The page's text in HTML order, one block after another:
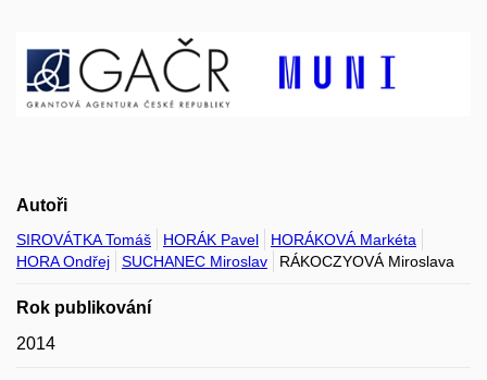
Autoři
SIROVÁTKA Tomáš HORÁK Pavel
HORÁKOVÁ Markéta
HORA Ondřej
SUCHANEC Miroslav RÁKOCZYOVÁ Miroslava
Rok publikování
2014